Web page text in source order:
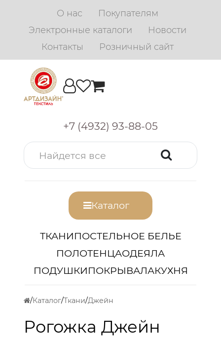
О нас
Покупателям
Электронные каталоги
Новости
Контакты
Розничный сайт
+7 (4932) 93-88-05
Каталог
ТКАНИПОСТЕЛЬНОЕ БЕЛЬЕ
ПОЛОТЕНЦАОДЕЯЛА
ПОДУШКИПОКРЫВАЛАКУХНЯ
Каталог Ткани Джейн
Рогожка Джейн